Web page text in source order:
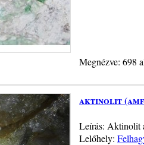
Megnézve: 698
aktinolit
Leírás: Aktinolit
Lelőhely: